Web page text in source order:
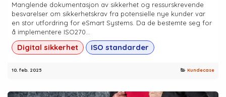
Manglende dokumentasjon av sikkerhet og ressurskrevende
besvarelser om sikkerhetskrav fra potensielle nye kunder var
en stor utfordring for eSmart Systems. Da de bestemte seg for
å implementere ISO270...
Digital sikkerhet ISO standarder
10. feb. 2025 Kundecase